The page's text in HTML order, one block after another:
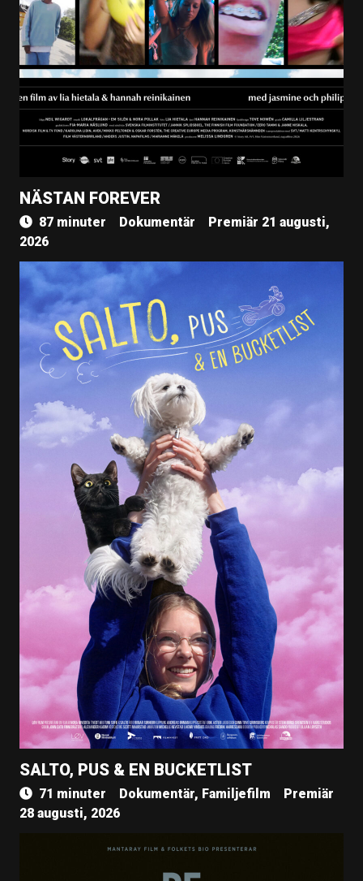
NÄSTAN FOREVER
87 minuter Dokumentär
Premiär 21 augusti,
2026
SALTO, PUS & EN BUCKETLIST
71 minuter Dokumentär, Familjefilm
Premiär
28 augusti, 2026